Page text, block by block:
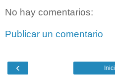
No hay comentarios:
Publicar un comentario
‹